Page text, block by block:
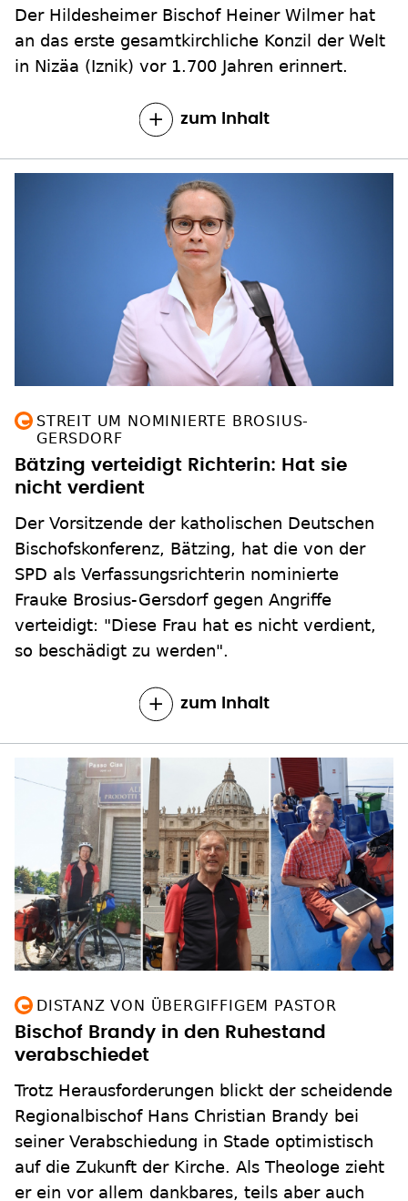
Der Hildesheimer Bischof Heiner Wilmer hat
an das erste gesamtkirchliche Konzil der Welt
in Nizäa (Iznik) vor 1.700 Jahren erinnert.
zum Inhalt
STREIT UM NOMINIERTE BROSIUS-
GERSDORF
Bätzing verteidigt Richterin: Hat sie
nicht verdient
Der Vorsitzende der katholischen Deutschen
Bischofskonferenz, Bätzing, hat die von der
SPD als Verfassungsrichterin nominierte
Frauke Brosius-Gersdorf gegen Angriffe
verteidigt: "Diese Frau hat es nicht verdient,
so beschädigt zu werden".
zum Inhalt
DISTANZ VON ÜBERGIFFIGEM PASTOR
Bischof Brandy in den Ruhestand
verabschiedet
Trotz Herausforderungen blickt der scheidende
Regionalbischof Hans Christian Brandy bei
seiner Verabschiedung in Stade optimistisch
auf die Zukunft der Kirche. Als Theologe zieht
er ein vor allem dankbares, teils aber auch